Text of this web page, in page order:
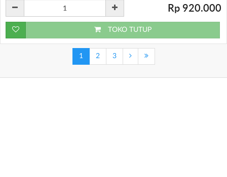
Rp 920.000
TOKO TUTUP
1 2 3